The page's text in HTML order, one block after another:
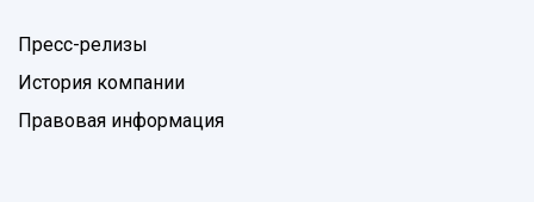
Пресс-релизы
История компании
Правовая информация